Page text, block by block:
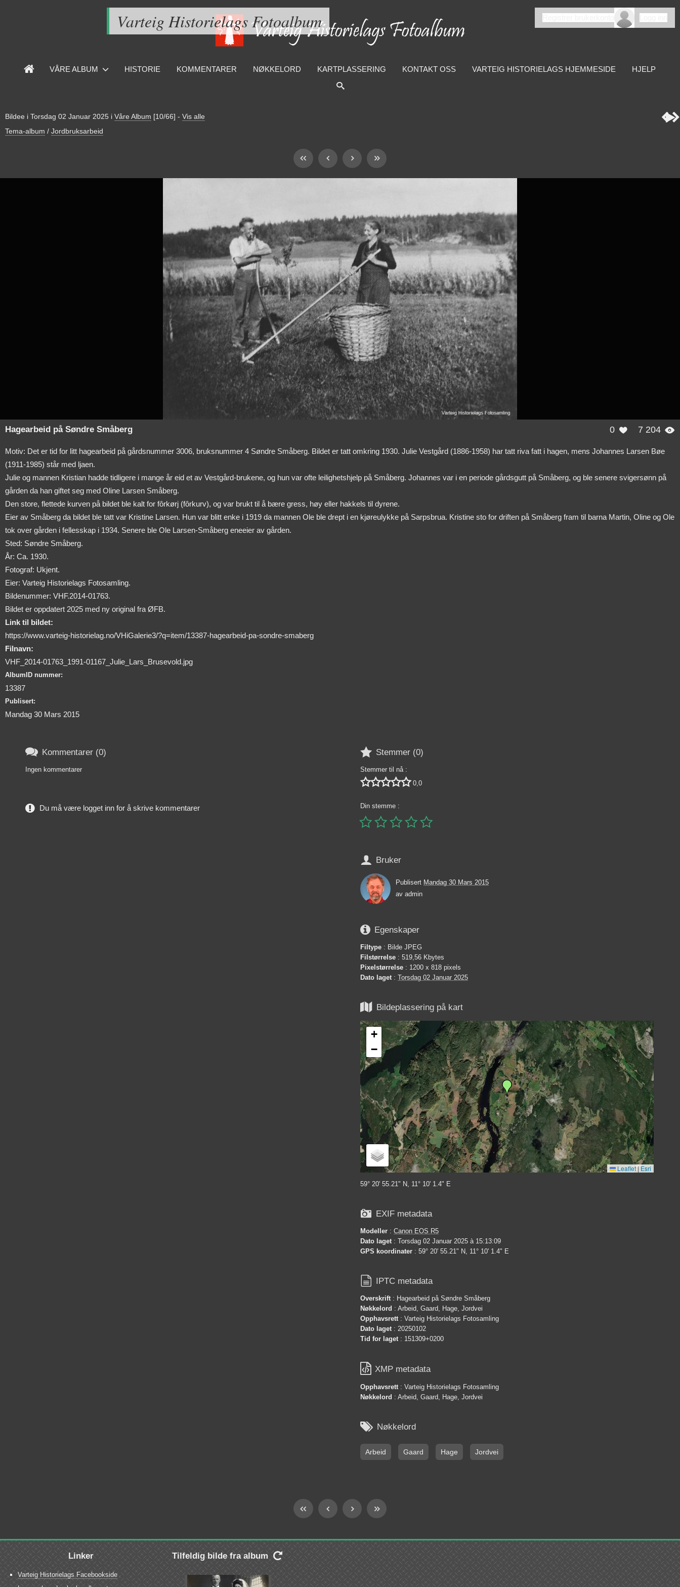
Varteig Historielags Fotoalbum
VÅRE ALBUM HISTORIE KOMMENTARER NØKKELORD KARTPLASSERING KONTAKT OSS VARTEIG HISTORIELAGS HJEMMESIDE HJELP
Bildee i Torsdag 02 Januar 2025 i Våre Album [10/66] - Vis alle
Tema-album / Jordbruksarbeid

0  7 204 
Hagearbeid på Søndre Småberg
Motiv: Det er tid for litt hagearbeid på gårdsnummer 3006, bruksnummer 4 Søndre Småberg. Bildet er tatt omkring 1930. Julie Vestgård (1886-1958) har tatt riva fatt i hagen, mens Johannes Larsen Bøe
(1911-1985) står med ljaen.
Julie og mannen Kristian hadde tidligere i mange år eid et av Vestgård-brukene, og hun var ofte leilighetshjelp på Småberg. Johannes var i en periode gårdsgutt på Småberg, og ble senere svigersønn på
gården da han giftet seg med Oline Larsen Småberg.
Den store, flettede kurven på bildet ble kalt for fôrkørj (fôrkurv), og var brukt til å bære gress, høy eller hakkels til dyrene.
Eier av Småberg da bildet ble tatt var Kristine Larsen. Hun var blitt enke i 1919 da mannen Ole ble drept i en kjøreulykke på Sarpsbrua. Kristine sto for driften på Småberg fram til barna Martin, Oline og Ole
tok over gården i fellesskap i 1934. Senere ble Ole Larsen-Småberg eneeier av gården.
Sted: Søndre Småberg.
År: Ca. 1930.
Fotograf: Ukjent.
Eier: Varteig Historielags Fotosamling.
Bildenummer: VHF.2014-01763.
Bildet er oppdatert 2025 med ny original fra ØFB.
Link til bildet:
https://www.varteig-historielag.no/VHiGalerie3/?q=item/13387-hagearbeid-pa-sondre-smaberg
Filnavn:
VHF_2014-01763_1991-01167_Julie_Lars_Brusevold.jpg
AlbumID nummer:
13387
Publisert:
Mandag 30 Mars 2015
 Stemmer (0)
Stemmer til nå :
 0,0
Din stemme :

 Bruker
Publisert Mandag 30 Mars 2015
av admin
 Egenskaper
Filtype : Bilde JPEG
Filstørrelse : 519,56 Kbytes
Pixelstørrelse : 1200 x 818 pixels
Dato laget: Torsdag 02 Januar 2025
 Bildeplassering på kart
+
−
Leaflet | Esri
59° 20' 55.21" N, 11° 10' 1.4" E
 EXIF metadata
Modeller : Canon EOS R5
Dato laget: Torsdag 02 Januar 2025 à 15:13:09
GPS koordinater : 59° 20' 55.21" N, 11° 10' 1.4" E
 IPTC metadata
Overskrift: Hagearbeid på Søndre Småberg
Nøkkelord : Arbeid, Gaard, Hage, Jordvei
Opphavsrett: Varteig Historielags Fotosamling
Dato laget: 20250102
Tid for laget: 151309+0200
 XMP metadata
Opphavsrett: Varteig Historielags Fotosamling
Nøkkelord : Arbeid, Gaard, Hage, Jordvei
 Nøkkelord
Arbeid Gaard Hage Jordvei
 Kommentarer (0)
Ingen kommentarer
Du må være logget inn for å skrive kommentarer
Linker
Varteig Historielags Facebookside
Tilfeldig bilde fra album 